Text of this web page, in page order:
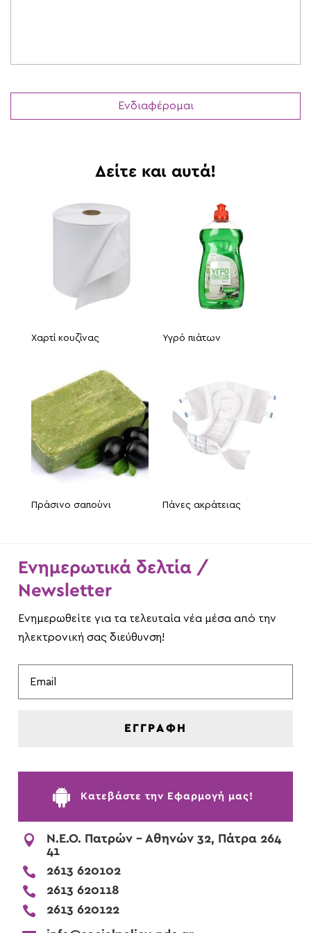
Δείτε και αυτά!
Χαρτί κουζίνας Υγρό πιάτων
Πράσινο σαπούνι Πάνες ακράτειας
Ενημερωτικά δελτία /
Newsletter
Ενημερωθείτε για τα τελευταία νέα μέσα από την
ηλεκτρονική σας διεύθυνση!
ΕΓΓΡΑΦΗ
 Kατεβάστε την Εφαρμογή μας!

Ν.Ε.Ο. Πατρών - Αθηνών 32, Πάτρα 264
41
 2613 620102
 2613 620118
 2613 620122